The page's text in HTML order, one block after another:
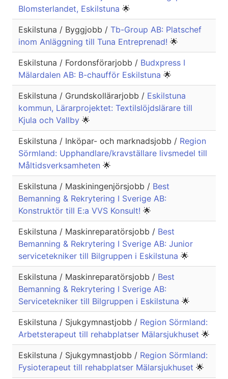
Blomsterlandet, Eskilstuna 🌟
Eskilstuna / Byggjobb / Tb-Group AB: Platschef
inom Anläggning till Tuna Entreprenad! 🌟
Eskilstuna / Fordonsförarjobb / Budxpress I
Mälardalen AB: B-chaufför Eskilstuna 🌟
Eskilstuna / Grundskollärarjobb / Eskilstuna
kommun, Lärarprojektet: Textilslöjdslärare till
Kjula och Vallby 🌟
Eskilstuna / Inköpar- och marknadsjobb / Region
Sörmland: Upphandlare/kravställare livsmedel till
Måltidsverksamheten 🌟
Eskilstuna / Maskiningenjörsjobb / Best
Bemanning & Rekrytering I Sverige AB:
Konstruktör till E:a VVS Konsult! 🌟
Eskilstuna / Maskinreparatörsjobb / Best
Bemanning & Rekrytering I Sverige AB: Junior
servicetekniker till Bilgruppen i Eskilstuna 🌟
Eskilstuna / Maskinreparatörsjobb / Best
Bemanning & Rekrytering I Sverige AB:
Servicetekniker till Bilgruppen i Eskilstuna 🌟
Eskilstuna / Sjukgymnastjobb / Region Sörmland:
Arbetsterapeut till rehabplatser Mälarsjukhuset 🌟
Eskilstuna / Sjukgymnastjobb / Region Sörmland:
Fysioterapeut till rehabplatser Mälarsjukhuset 🌟